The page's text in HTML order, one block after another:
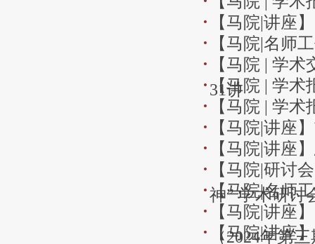
【马院|讲座
【马院|名师
【马院 | 学
31讲
【马院 | 学术
【马院 | 学
【马院|讲座
【马院|讲座
【马院|研讨
神” 学术研讨
【马院|名师
【马院|讲座
（2024年第
【马院|讲座